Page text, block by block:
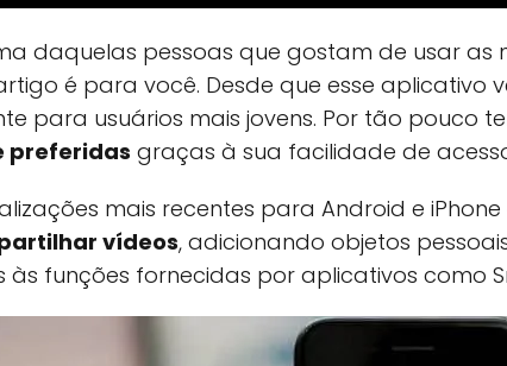
daquelas pessoas que gostam de usar
é para você. Desde que esse aplicativo
para usuários mais jovens. Por tão pouco
preferidas graças à sua facilidade de
mais recentes para Android e
vídeos, adicionando objetos
às funções fornecidas por aplicativos como